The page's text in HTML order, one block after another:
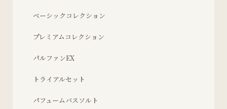
ベーシックコレクション
プレミアムコレクション
パルファンEX
トライアルセット
パフュームバスソルト